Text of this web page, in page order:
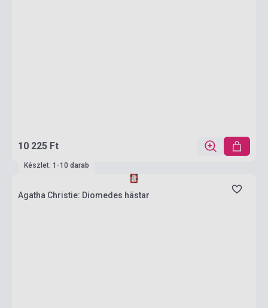
10 225 Ft
Készlet: 1-10 darab
Agatha Christie: Diomedes hästar